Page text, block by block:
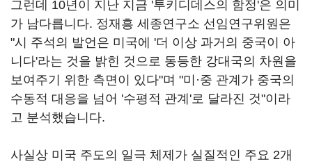
그런데 10년이 지난 지금 '투키디데스의 함정'은 의미
가 남다릅니다. 정재흥 세종연구소 선임연구위원은
"시 주석의 발언은 미국에 '더 이상 과거의 중국이 아
니다'라는 것을 밝힌 것으로 동등한 강대국의 차원을
보여주기 위한 측면이 있다"며 "미·중 관계가 중국의
수동적 대응을 넘어 '수평적 관계'로 달라진 것"이라
고 분석했습니다.
사실상 미국 주도의 일극 체제가 실질적인 주요 2개